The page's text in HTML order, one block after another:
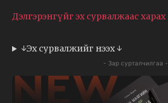
Дэлгэрэнгүйг эх сурвалжаас харах
↓Эх сурвалжийг нээх ↓
- Зар сурталчилгаа -